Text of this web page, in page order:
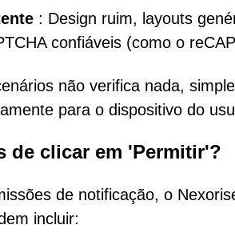
: Design ruim, layouts
confiáveis (como o
não verifica nada,
para o dispositivo do
de clicar em 'Permitir'?
de notificação, o
incluir: